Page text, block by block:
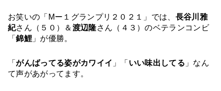
お笑いの「Mー１グランプリ２０２１」では、 長谷川雅
紀さん（５０）＆ 渡辺隆さん（４３）のベテランコンビ
「錦鯉」が優勝。
「がんばってる姿がカワイイ 」「 いい味出してる 」なん
て声があがってます。